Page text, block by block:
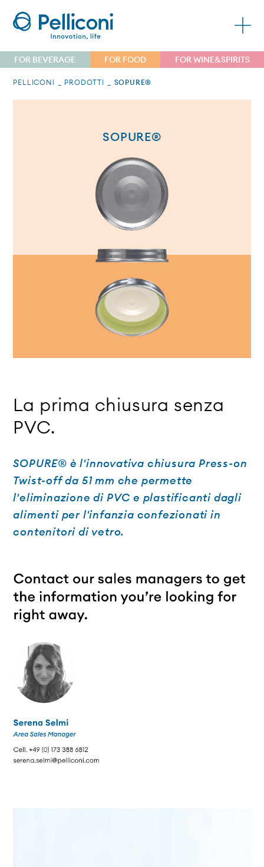
FOR BEVERAGE FOR FOOD FOR WINE&SPIRITS
PELLICONI PRODOTTI SOPURE®
SOPURE®
La prima chiusura senza
PVC.
SOPURE® è l'innovativa chiusura Press-on
Twist-off da 51 mm che permette
l'eliminazione di PVC e plastificanti dagli
alimenti per l'infanzia confezionati in
contenitori di vetro.